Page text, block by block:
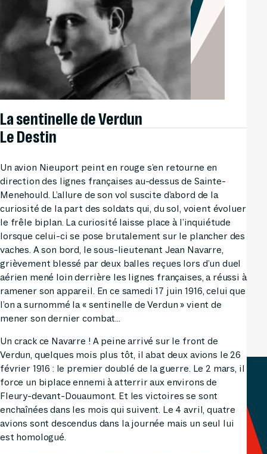
La sentinelle de Verdun
Le Destin
Un avion Nieuport peint en rouge s’en retourne en
direction des lignes françaises au-dessus de Sainte-
Menehould. L’allure de son vol suscite d’abord de la
curiosité de la part des soldats qui, du sol, voient évoluer
le frêle biplan. La curiosité laisse place à l’inquiétude
lorsque celui-ci se pose brutalement sur le plancher des
vaches. A son bord, le sous-lieutenant Jean Navarre,
grièvement blessé par deux balles reçues lors d’un duel
aérien mené loin derrière les lignes françaises, a réussi à
ramener son appareil. En ce samedi 17 juin 1916, celui que
l’on a surnommé la « sentinelle de Verdun » vient de
mener son dernier combat…
Un crack ce Navarre ! A peine arrivé sur le front de
Verdun, quelques mois plus tôt, il abat deux avions le 26
février 1916 : le premier doublé de la guerre. Le 2 mars, il
force un biplace ennemi à atterrir aux environs de
Fleury-devant-Douaumont. Et les victoires se sont
enchaînées dans les mois qui suivent. Le 4 avril, quatre
avions sont descendus dans la journée mais un seul lui
est homologué.